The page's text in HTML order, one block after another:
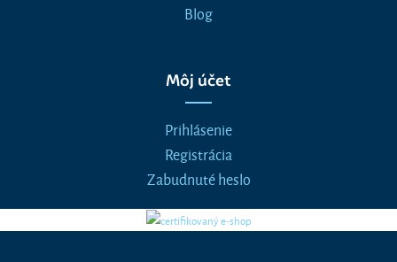
Blog
Môj účet
Prihlásenie
Registrácia
Zabudnuté heslo